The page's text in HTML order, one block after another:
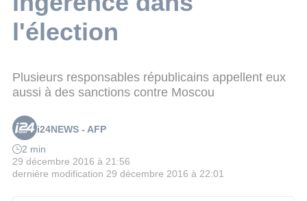
l'élection
Plusieurs responsables républicains appellent eux
aussi à des sanctions contre Moscou
i24NEWS - AFP
2 min
29 décembre 2016 à 21:56
dernière modification 29 décembre 2016 à 22:01